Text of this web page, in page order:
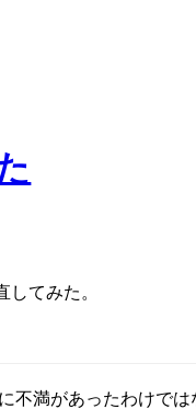
てみた。
不満があったわけで